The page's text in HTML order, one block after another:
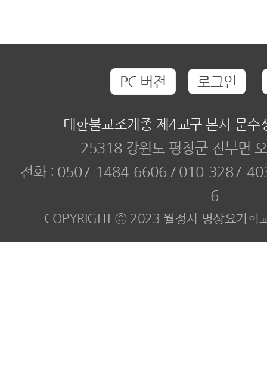
PC 버전 로그인
대한불교조계종 제4교구 본사 문수
25318 강원도 평창군 진부면
전화 : 0507-1484-6606 / 010-3287-
6
COPYRIGHT ⓒ 2023 월정사 명상요가학